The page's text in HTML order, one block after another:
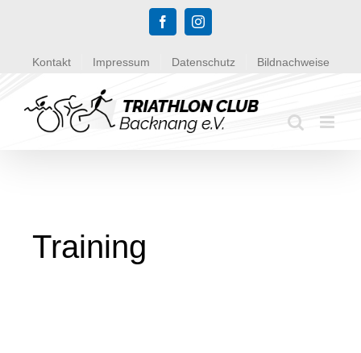
FacebookInstagram
Kontakt Impressum Datenschutz Bildnachweise
Training